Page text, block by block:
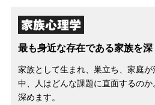
家族心理学
最も身近な存在である家族を
家族として生まれ、巣立ち、家庭
中、人はどんな課題に直面するの
深めます。